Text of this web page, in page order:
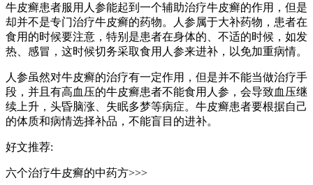
牛皮癣患者服用人参能起到一个辅助治疗牛皮癣的作用，但是
却并不是专门治疗牛皮癣的药物。人参属于大补药物，患者在
食用的时候要注意，特别是患者在身体的、不适的时候，如发
热、感冒，这时候切务采取食用人参来进补，以免加重病情。
人参虽然对牛皮癣的治疗有一定作用，但是并不能当做治疗手
段，并且有高血压的牛皮癣患者不能食用人参，会导致血压继
续上升，头昏脑涨、失眠多梦等病症。牛皮癣患者要根据自己
的体质和病情选择补品，不能盲目的进补。
好文推荐:
六个治疗牛皮癣的中药方>>>